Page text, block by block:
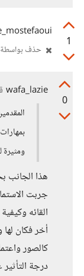
1
حذف
0
wafa_lazie
ومثيرة
هذا الجانب
جربت
القائه
أخر فكان
كالصور
درجة